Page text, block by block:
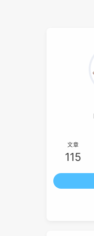
文章
115